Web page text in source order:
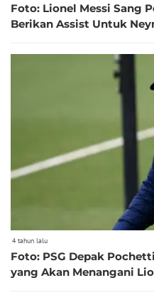
Foto: Lionel Messi Sang
Berikan Assist Untuk
4 tahun lalu
Foto: PSG Depak
yang Akan Menangani